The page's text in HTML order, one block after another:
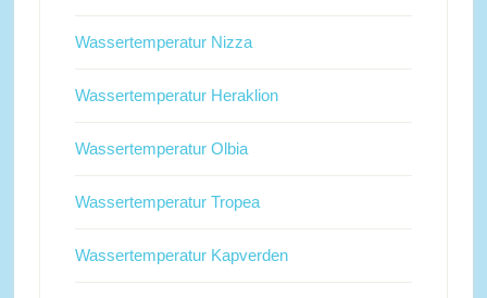
Wassertemperatur Nizza
Wassertemperatur Heraklion
Wassertemperatur Olbia
Wassertemperatur Tropea
Wassertemperatur Kapverden